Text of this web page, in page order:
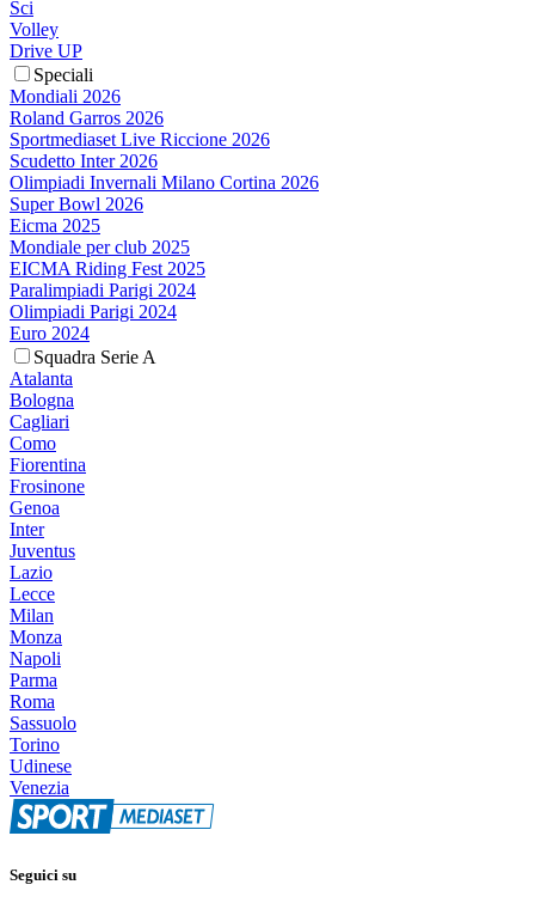
Sci
Volley
Drive UP
Speciali
Mondiali 2026
Roland Garros 2026
Sportmediaset Live Riccione 2026
Scudetto Inter 2026
Olimpiadi Invernali Milano Cortina 2026
Super Bowl 2026
Eicma 2025
Mondiale per club 2025
EICMA Riding Fest 2025
Paralimpiadi Parigi 2024
Olimpiadi Parigi 2024
Euro 2024
Squadra Serie A
Atalanta
Bologna
Cagliari
Como
Fiorentina
Frosinone
Genoa
Inter
Juventus
Lazio
Lecce
Milan
Monza
Napoli
Parma
Roma
Sassuolo
Torino
Udinese
Venezia
Seguici su